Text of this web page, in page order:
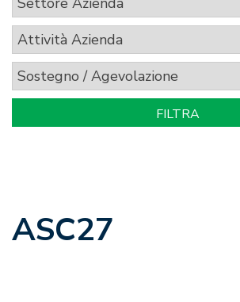
ASC27